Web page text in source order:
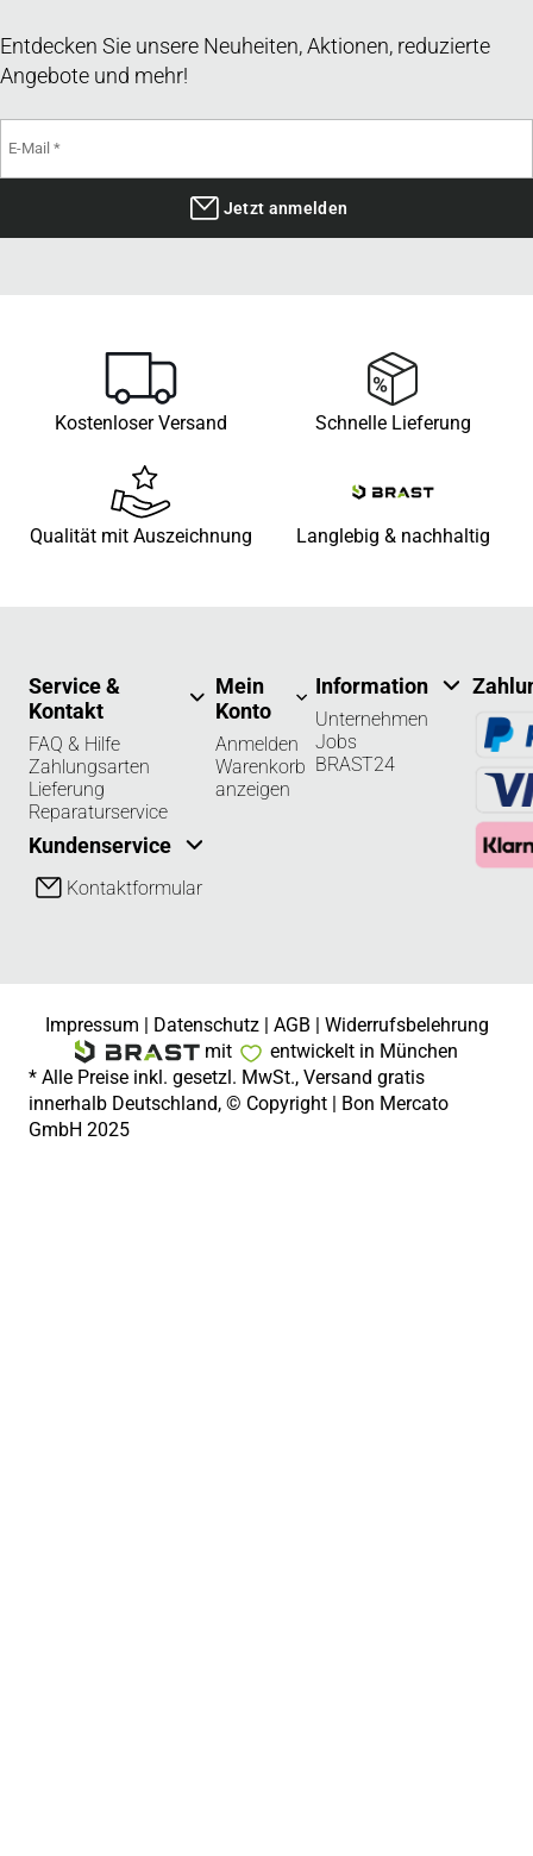
Entdecken Sie unsere Neuheiten, Aktionen, reduzierte
Angebote und mehr!
Jetzt anmelden
Kostenloser Versand Schnelle Lieferung
Qualität mit Auszeichnung Langlebig & nachhaltig
Service &
Kontakt
FAQ & Hilfe
Zahlungsarten
Lieferung
Reparaturservice
Kundenservice
Kontaktformular
Mein
Konto
Anmelden
Warenkorb
anzeigen
Information
Unternehmen
Jobs
BRAST24
Impressum | Datenschutz| AGB | Widerrufsbelehrung
mit
entwickelt in München
* Alle Preise inkl. gesetzl. MwSt., Versand gratis
innerhalb Deutschland, © Copyright | Bon Mercato
GmbH 2025